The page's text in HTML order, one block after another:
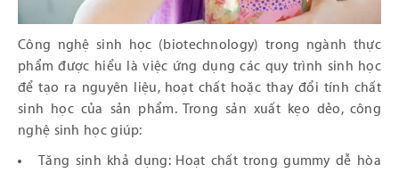
Công nghệ sinh học (biotechnology) trong ngành thực
phẩm được hiểu là việc ứng dụng các quy trình sinh học
để tạo ra nguyên liệu, hoạt chất hoặc thay đổi tính chất
sinh học của sản phẩm. Trong sản xuất kẹo dẻo, công
nghệ sinh học giúp:
Tăng sinh khả dụng: Hoạt chất trong gummy dễ hòa